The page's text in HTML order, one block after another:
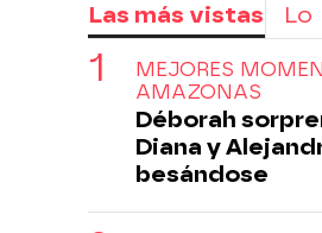
Las más vistas Lo
MEJORES
AMAZONAS
Déborah
Diana y
besándose